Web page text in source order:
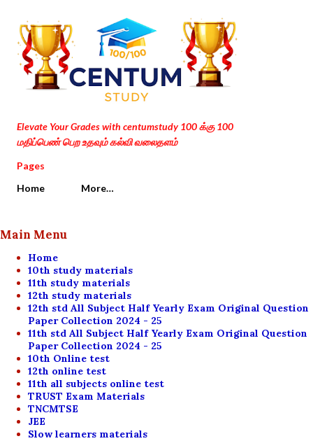
Skip to main content
Elevate Your Grades with centumstudy 100 க்கு 100
மதிப்பெண் பெற உதவும் கல்வி வலைதளம்
Pages
Home
More…
Main Menu
Home
10th study materials
11th study materials
12th study materials
12th std All Subject Half Yearly Exam Original Question
Paper Collection 2024 - 25
11th std All Subject Half Yearly Exam Original Question
Paper Collection 2024 - 25
10th Online test
12th online test
11th all subjects online test
TRUST Exam Materials
TNCMTSE
JEE
Slow learners materials